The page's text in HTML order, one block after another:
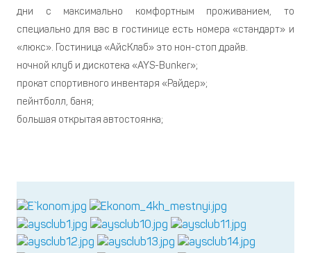
дни с максимально комфортным проживанием, то
специально для вас в гостинице есть номера «стандарт» и
«люкс». Гостиница «АйсКлаб» это нон-стоп драйв.
ночной клуб и дискотека «AYS-Bunker»;
прокат спортивного инвентаря «Райдер»;
пейнтболл, баня;
большая открытая автостоянка;